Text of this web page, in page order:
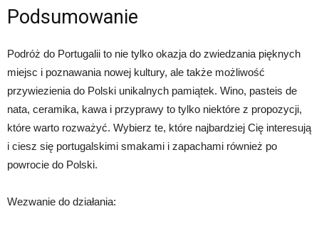
Podsumowanie
Podróż do Portugalii to nie tylko okazja do zwiedzania pięknych
miejsc i poznawania nowej kultury, ale także możliwość
przywiezienia do Polski unikalnych pamiątek. Wino, pasteis de
nata, ceramika, kawa i przyprawy to tylko niektóre z propozycji,
które warto rozważyć. Wybierz te, które najbardziej Cię interesują
i ciesz się portugalskimi smakami i zapachami również po
powrocie do Polski.
Wezwanie do działania: